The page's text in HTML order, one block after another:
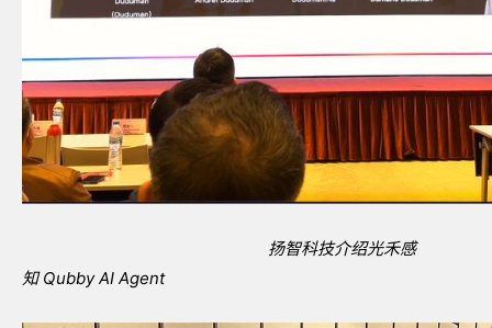
扬智科技介绍光禾感
知Qubby AI Agent